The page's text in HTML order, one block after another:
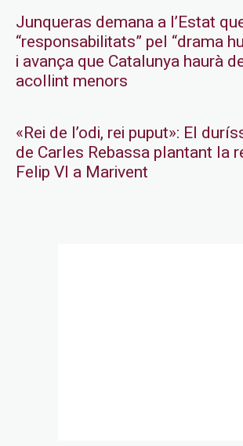
Junqueras demana a l’Estat
“responsabilitats” pel “drama
i avança que Catalunya haurà
acollint menors
«Rei de l’odi, rei puput»: El
de Carles Rebassa plantant la
Felip VI a Marivent